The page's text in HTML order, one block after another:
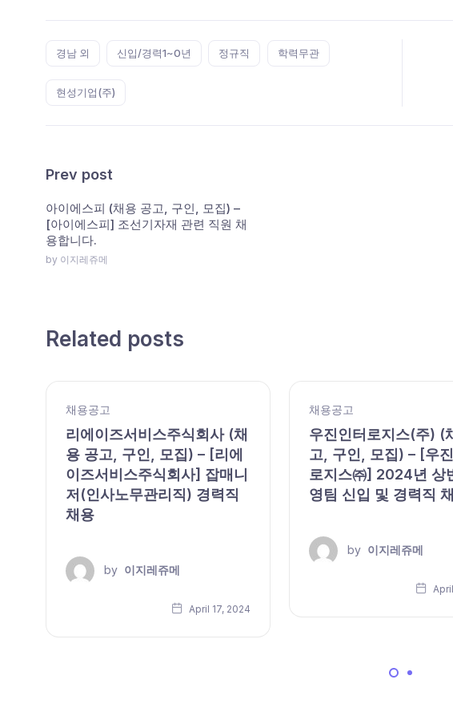
경남 외 신입/경력1~0년 정규직 학력무관
현성기업(주)
Prev post
아이에스피 (채용 공고, 구인, 모집) –
[아이에스피] 조선기자재 관련 직원 채
용합니다.
by 이지레쥬메
Related posts
채용공고
리에이즈서비스주식회사 (채
용 공고, 구인, 모집) – [리에
이즈서비스주식회사] 잡매니
저(인사노무관리직) 경력직
채용
by 이지레쥬메
April 17, 2024
채용공고
우진인터로지스(주) (
고, 구인, 모집) – [우
로지스㈜] 2024년 상
영팀 신입 및 경력직
by 이지레쥬메